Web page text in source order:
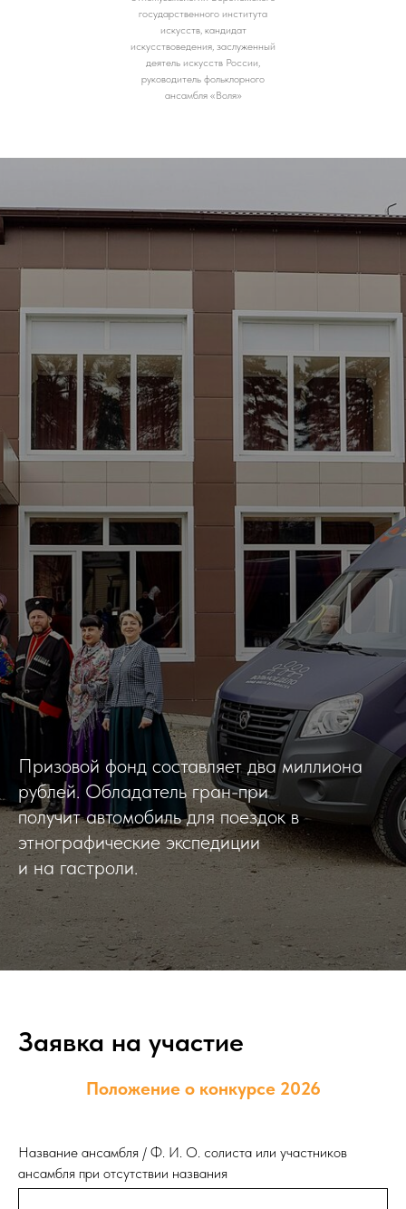
государственного института
искусств, кандидат
искусствоведения, заслуженный
деятель искусств России,
руководитель фольклорного
ансамбля «Воля»
Призовой фонд составляет два миллиона
рублей. Обладатель гран-при
получит автомобиль для поездок в
этнографические экспедиции
и на гастроли.
Заявка на участие
Положение о конкурсе 2026
Название ансамбля / Ф. И. О. солиста или участников
ансамбля при отсутствии названия